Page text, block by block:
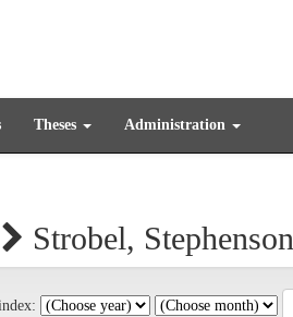
Theses Administration
Strobel, Stephenson